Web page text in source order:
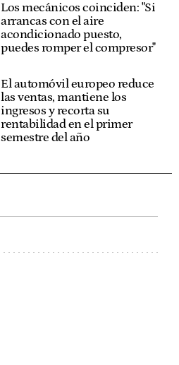
Los mecánicos coinciden: "Si
arrancas con el aire
acondicionado puesto,
puedes romper el compresor"
El automóvil europeo reduce
las ventas, mantiene los
ingresos y recorta su
rentabilidad en el primer
semestre del año